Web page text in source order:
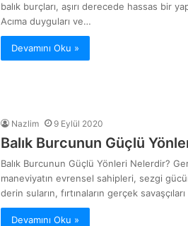
balık burçları, aşırı derecede hassas bir
Acıma duyguları ve…
Devamını Oku »
Nazlim 9 Eylül 2020
Balık Burcunun Güçlü
Balık Burcunun Güçlü Yönleri Nelerdir?
maneviyatın evrensel sahipleri, sezgi
derin suların, fırtınaların gerçek
Devamını Oku »